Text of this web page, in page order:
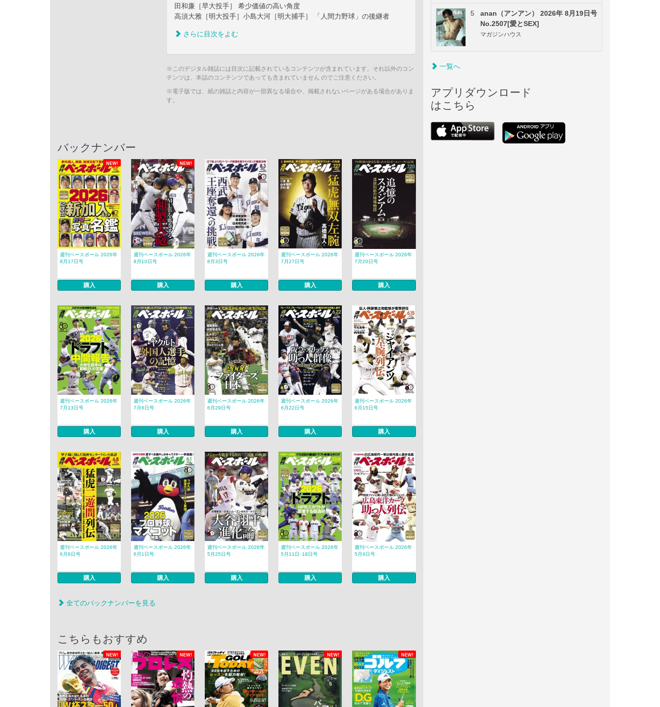
田和廉［早大投手］ 希少価値の高い角度
高須大雅［明大投手］小島大河［明大捕手］ 「人間力野球」の後継者
さらに目次をよむ
※このデジタル雑誌には目次に記載されているコンテンツが含まれています。それ以外のコン
テンツは、本誌のコンテンツであっても含まれていません のでご注意ください。
※電子版では、紙の雑誌と内容が一部異なる場合や、掲載されないページがある場合がありま
す。
バックナンバー
NEW! NEW!
週刊ベースボール 2026年
8月17日号
購入
週刊ベースボール 2026年
8月10日号
購入
週刊ベースボール 2026年
8月3日号
購入
週刊ベースボール 2026年
7月27日号
購入
週刊ベースボール 2026年
7月20日号
購入
週刊ベースボール 2026年
7月13日号
購入
週刊ベースボール 2026年
7月6日号
購入
週刊ベースボール 2026年
6月29日号
購入
週刊ベースボール 2026年
6月22日号
購入
週刊ベースボール 2026年
6月15日号
購入
週刊ベースボール 2026年
6月8日号
購入
週刊ベースボール 2026年
6月1日号
購入
週刊ベースボール 2026年
5月25日号
購入
週刊ベースボール 2026年
5月11日･18日号
購入
週刊ベースボール 2026年
5月4日号
購入
全てのバックナンバーを見る
こちらもおすすめ
NEW! NEW! NEW! NEW! NEW!
5
anan（アンアン） 2026年 8月19日号
No.2507[愛とSEX]
マガジンハウス
一覧へ
アプリダウンロード
はこちら